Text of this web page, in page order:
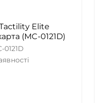
Elite
(MC-0121D)
0121D